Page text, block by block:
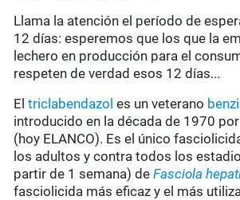
Llama la atención el período de
12 días: esperemos que los que la
lechero en producción para el
respeten de verdad esos 12 días...
Eltriclabendazol es un veterano
introducido en la década de 1970 por
(hoy ELANCO). Es el único
los adultos y contra todos los
partir de 1 semana) deFasciola
fasciolicida más eficaz y el más